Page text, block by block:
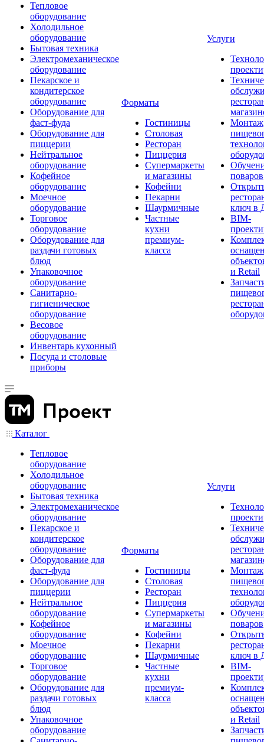
Тепловое
оборудование
Холодильное
оборудование
Бытовая техника
Электромеханическое
оборудование
Пекарское и
кондитерское
оборудование
Оборудование для
фаст-фуда
Оборудование для
пиццерии
Нейтральное
оборудование
Кофейное
оборудование
Моечное
оборудование
Торговое
оборудование
Оборудование для
раздачи готовых
блюд
Упаковочное
оборудование
Санитарно-
гигиеническое
оборудование
Весовое
оборудование
Инвентарь кухонный
Посуда и столовые
приборы
Форматы
Гостиницы
Столовая
Ресторан
Пиццерия
Супермаркеты
и магазины
Кофейни
Пекарни
Шаурмичные
Частные
кухни
премиум-
класса
Услуги
Монтаж
поваров
ключ в
BIM-
и Retail
Каталог
Тепловое
оборудование
Холодильное
оборудование
Бытовая техника
Электромеханическое
оборудование
Пекарское и
кондитерское
оборудование
Оборудование для
фаст-фуда
Оборудование для
пиццерии
Нейтральное
оборудование
Кофейное
оборудование
Моечное
оборудование
Торговое
оборудование
Оборудование для
раздачи готовых
блюд
Упаковочное
оборудование
Форматы
Гостиницы
Столовая
Ресторан
Пиццерия
Супермаркеты
и магазины
Кофейни
Пекарни
Шаурмичные
Частные
кухни
премиум-
класса
Услуги
Монтаж
поваров
ключ в
BIM-
и Retail